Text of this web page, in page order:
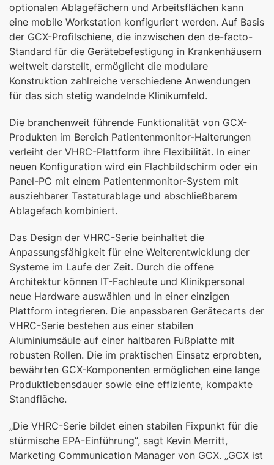
optionalen Ablagefächern und Arbeitsflächen kann
eine mobile Workstation konfiguriert werden. Auf Basis
der GCX-Profilschiene, die inzwischen den de-facto-
Standard für die Gerätebefestigung in Krankenhäusern
weltweit darstellt, ermöglicht die modulare
Konstruktion zahlreiche verschiedene Anwendungen
für das sich stetig wandelnde Klinikumfeld.
Die branchenweit führende Funktionalität von GCX-
Produkten im Bereich Patientenmonitor-Halterungen
verleiht der VHRC-Plattform ihre Flexibilität. In einer
neuen Konfiguration wird ein Flachbildschirm oder ein
Panel-PC mit einem Patientenmonitor-System mit
ausziehbarer Tastaturablage und abschließbarem
Ablagefach kombiniert.
Das Design der VHRC-Serie beinhaltet die
Anpassungsfähigkeit für eine Weiterentwicklung der
Systeme im Laufe der Zeit. Durch die offene
Architektur können IT-Fachleute und Klinikpersonal
neue Hardware auswählen und in einer einzigen
Plattform integrieren. Die anpassbaren Gerätecarts der
VHRC-Serie bestehen aus einer stabilen
Aluminiumsäule auf einer haltbaren Fußplatte mit
robusten Rollen. Die im praktischen Einsatz erprobten,
bewährten GCX-Komponenten ermöglichen eine lange
Produktlebensdauer sowie eine effiziente, kompakte
Standfläche.
„Die VHRC-Serie bildet einen stabilen Fixpunkt für die
stürmische EPA-Einführung“, sagt Kevin Merritt,
Marketing Communication Manager von GCX. „GCX ist